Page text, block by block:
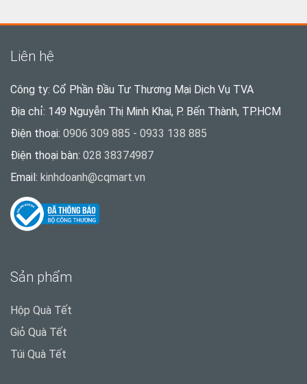
Liên hệ
Công ty: Cổ Phần Đầu Tư Thương Mại Dịch Vụ TVA
Địa chỉ: 149 Nguyễn Thị Minh Khai, P. Bến Thành, TP.HCM
Điện thoại: 0906 309 885 - 0933 138 885
Điện thoại bàn: 028 38374987
Email: kinhdoanh@cqmart.vn
Sản phẩm
Hộp Quà Tết
Giỏ Quà Tết
Túi Quà Tết